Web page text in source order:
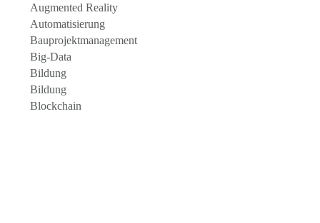
Augmented Reality
Automatisierung
Bauprojektmanagement
Big-Data
Bildung
Bildung
Blockchain